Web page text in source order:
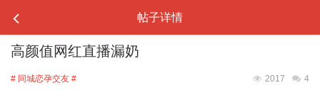
帖子详情
高颜值网红直播漏奶
# 同城恋孕交友 # 4
2017